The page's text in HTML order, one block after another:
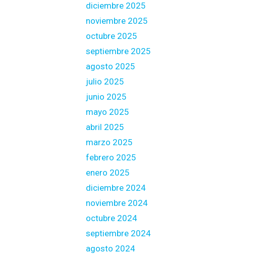
diciembre 2025
noviembre 2025
octubre 2025
septiembre 2025
agosto 2025
julio 2025
junio 2025
mayo 2025
abril 2025
marzo 2025
febrero 2025
enero 2025
diciembre 2024
noviembre 2024
octubre 2024
septiembre 2024
agosto 2024